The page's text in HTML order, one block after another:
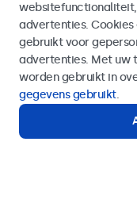
€ 499,00
€ 603,79 incl. btw
Bekijken
Of bel
Hulp of advies nodig?
Direct contact met
websitefunctionaliteit,
advertenties. Cookies
gebruikt voor
advertenties. Met uw
worden gebruikt in
gegevens gebruikt.